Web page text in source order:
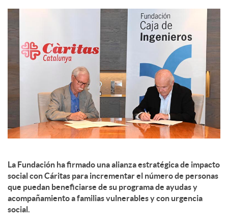
d
e
n
t
e
La Fundación ha firmado una alianza estratégica de impacto
social con Cáritas para incrementar el número de personas
que puedan beneficiarse de su programa de ayudas y
acompañamiento a familias vulnerables y con urgencia
social.